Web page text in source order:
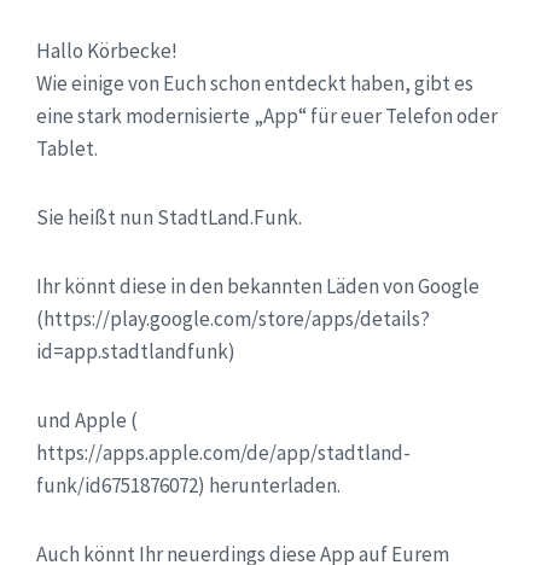
Hallo Körbecke!
Wie einige von Euch schon entdeckt haben, gibt es
eine stark modernisierte „App“ für euer Telefon oder
Tablet.
Sie heißt nun StadtLand.Funk.
Ihr könnt diese in den bekannten Läden von Google
(https://play.google.com/store/apps/details?
id=app.stadtlandfunk)
und Apple (
https://apps.apple.com/de/app/stadtland-
funk/id6751876072) herunterladen.
Auch könnt Ihr neuerdings diese App auf Eurem